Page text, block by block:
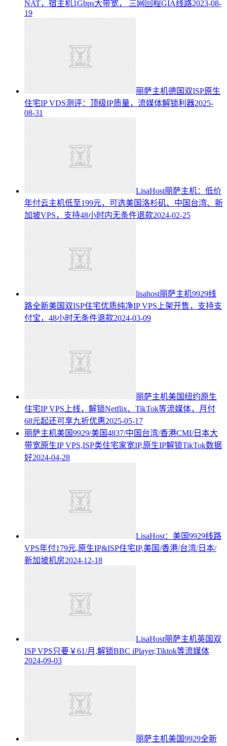
NAT，宿主机1Gbps大带宽， 三网回程GIA线路2023-08-
19
丽萨主机德国双ISP原生
住宅IP VDS测评：顶级IP质量，流媒体解锁利器2025-
08-31
LisaHost丽萨主机：低价
年付云主机低至199元，可选美国洛杉矶、中国台湾、新
加坡VPS，支持48小时内无条件退款2024-02-25
lisahost丽萨主机9929线
路全新美国双ISP住宅优质纯净IP VPS上架开售，支持支
付宝，48小时无条件退款2024-03-09
丽萨主机美国纽约原生
住宅IP VPS上线，解锁Netflix、TikTok等流媒体，月付
68元起还可享九折优惠2025-05-17
丽萨主机美国9929/美国4837/中国台湾/香港CMI/日本大
带宽原生IP VPS,ISP类住宅家宽IP,原生IP解锁TikTok数据
好2024-04-28
LisaHost：美国9929线路
VPS年付179元,原生IP&ISP住宅IP,美国/香港/台湾/日本/
新加坡机房2024-12-18
LisaHost丽萨主机英国双
ISP VPS只要￥61/月,解锁BBC iPlayer,Tiktok等流媒体
2024-09-03
丽萨主机美国9929全新